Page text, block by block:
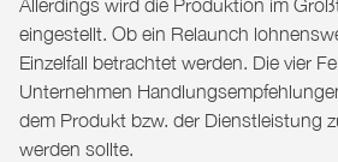
Allerdings wird die Produktion im
eingestellt. Ob ein Relaunch
Einzelfall betrachtet werden. Die vier
Unternehmen
dem Produkt bzw. der Dienstleistung
werden sollte.